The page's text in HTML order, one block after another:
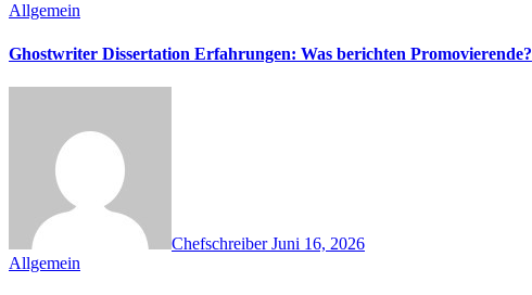
Allgemein
Ghostwriter Dissertation Erfahrungen: Was berichten Promovierende?
ChefschreiberJuni 16, 2026
Allgemein